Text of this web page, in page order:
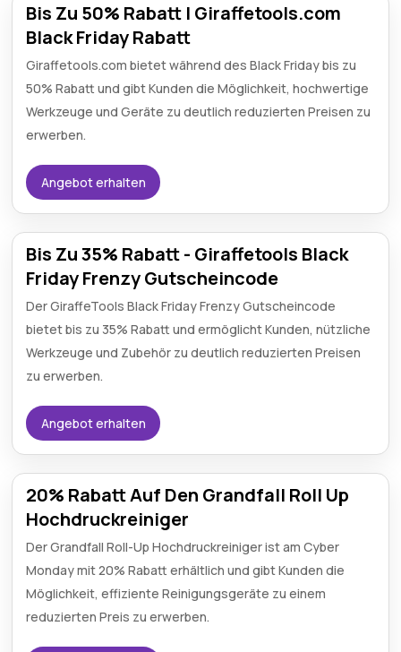
Bis Zu 50% Rabatt | Giraffetools.com
Black Friday Rabatt
Giraffetools.com bietet während des Black Friday bis zu
50% Rabatt und gibt Kunden die Möglichkeit, hochwertige
Werkzeuge und Geräte zu deutlich reduzierten Preisen zu
erwerben.
Angebot erhalten
Bis Zu 35% Rabatt - Giraffetools Black
Friday Frenzy Gutscheincode
Der GiraffeTools Black Friday Frenzy Gutscheincode
bietet bis zu 35% Rabatt und ermöglicht Kunden, nützliche
Werkzeuge und Zubehör zu deutlich reduzierten Preisen
zu erwerben.
Angebot erhalten
20% Rabatt Auf Den Grandfall Roll Up
Hochdruckreiniger
Der Grandfall Roll-Up Hochdruckreiniger ist am Cyber
Monday mit 20% Rabatt erhältlich und gibt Kunden die
Möglichkeit, effiziente Reinigungsgeräte zu einem
reduzierten Preis zu erwerben.